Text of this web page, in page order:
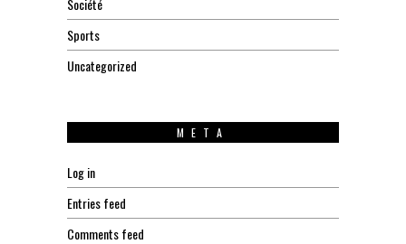
Sports
Uncategorized
META
Log in
Entries feed
Comments feed